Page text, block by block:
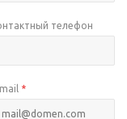
телефон
*